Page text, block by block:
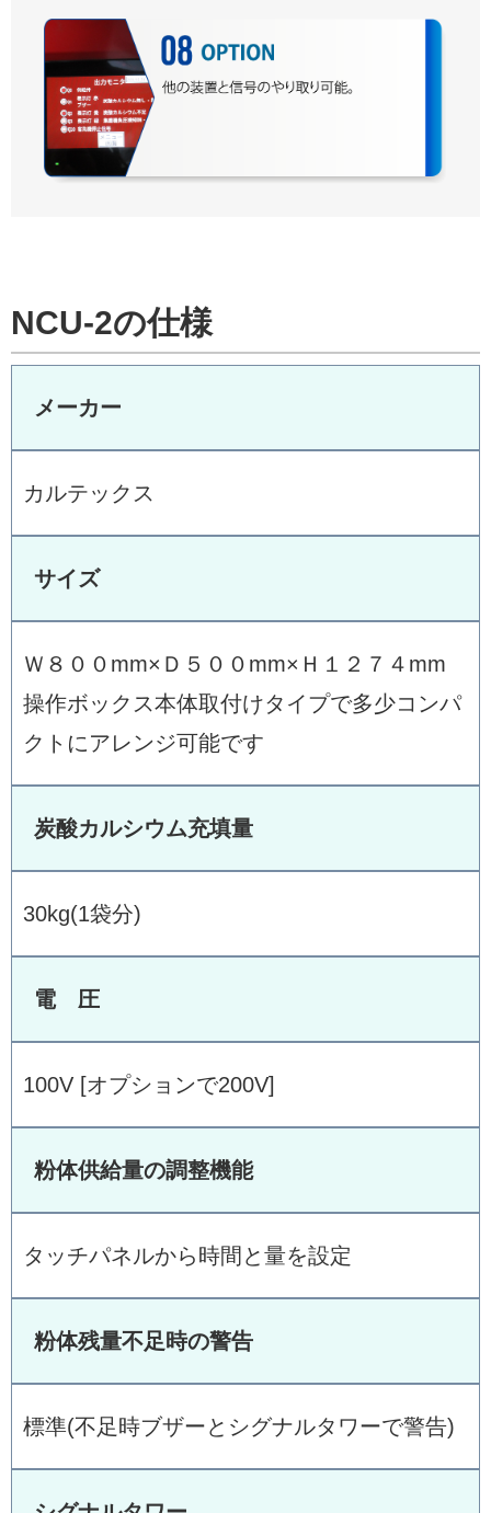
NCU-2の仕様
メーカー
カルテックス
サイズ
Ｗ８００mm×Ｄ５００mm×Ｈ１２７４mm
操作ボックス本体取付けタイプで多少コンパ
クトにアレンジ可能です
炭酸カルシウム充填量
30kg(1袋分)
電 圧
100V [オプションで200V]
粉体供給量の調整機能
タッチパネルから時間と量を設定
粉体残量不足時の警告
標準(不足時ブザーとシグナルタワーで警告)